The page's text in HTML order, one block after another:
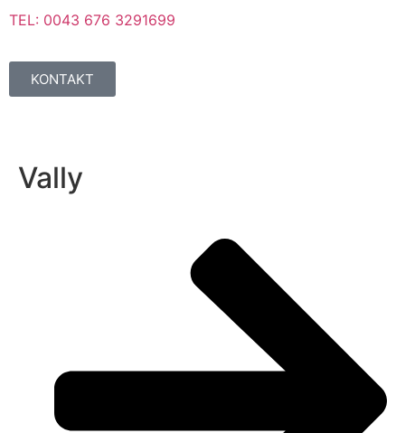
TEL: 0043 676 3291699
KONTAKT
Vally